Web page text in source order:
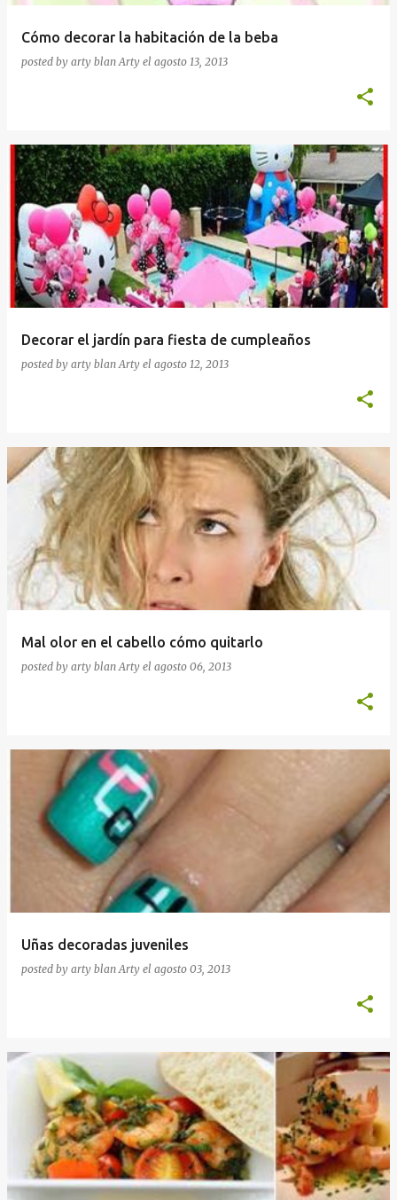
Cómo decorar la habitación de la beba
posted by arty blanArty el agosto 13, 2013
Decorar el jardín para fiesta de cumpleaños
posted by arty blanArty el agosto 12, 2013
Mal olor en el cabello cómo quitarlo
posted by arty blanArty el agosto 06, 2013
Uñas decoradas juveniles
posted by arty blanArty el agosto 03, 2013